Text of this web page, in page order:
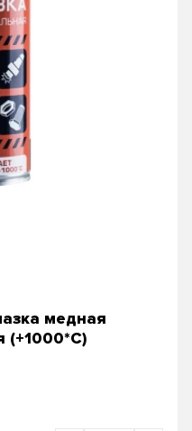
медная
(+1000*C)